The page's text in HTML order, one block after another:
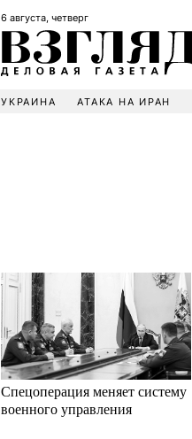
6 августа, четверг
УКРАИНА АТАКА НА ИРАН
Спецоперация меняет систему
военного управления